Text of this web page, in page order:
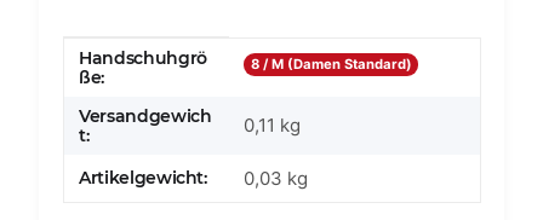
Produkteigenschaft
Wert
Handschuhgrö
ße:
8 / M (Damen Standard)
Versandgewich
t:
0,11 kg
Artikelgewicht: 0,03 kg